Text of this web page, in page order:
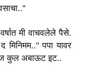
मी वाचवलेले पैसे.
पपा यावर
कुल अबाऊट इट..